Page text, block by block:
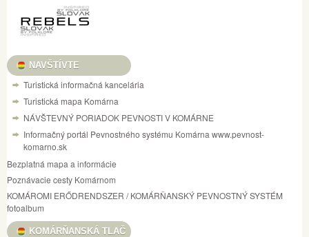
NAVŠTÍVTE
Turistická informačná kancelária
Turistická mapa Komárna
NÁVŠTEVNÝ PORIADOK PEVNOSTI V KOMÁRNE
Informačný portál Pevnostného systému Komárna www.pevnost-
komarno.sk
Bezplatná mapa a informácie
Poznávacie cesty Komárnom
KOMÁROMI ERŐDRENDSZER / KOMÁRŇANSKÝ PEVNOSTNÝ SYSTÉM
fotoalbum
KOMÁRŇANSKÁ TLAČ